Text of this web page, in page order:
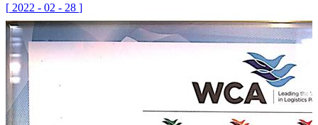
[ 2022 - 02 - 28 ]